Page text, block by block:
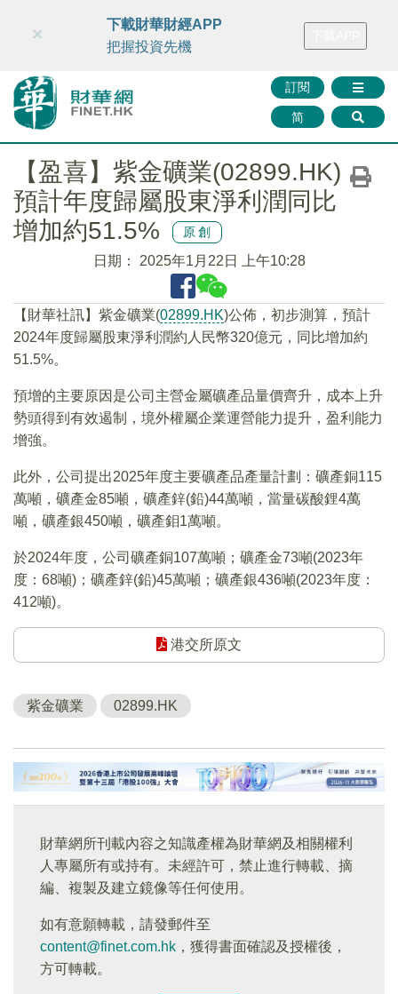
財華智庫網 FINTV FINMETA 財華證券 媒體矩陣
訂閱
简
×
下載財華財經APP
把握投資先機
【盈喜】紫金礦業(02899.HK)
預計年度歸屬股東淨利潤同比
增加約51.5%
原創
日期： 2025年1月22日 上午10:28
【財華社訊】紫金礦業(02899.HK)公佈，初步測算，預計
2024年度歸屬股東淨利潤約人民幣320億元，同比增加約
51.5%。
預增的主要原因是公司主營金屬礦產品量價齊升，成本上升
勢頭得到有效遏制，境外權屬企業運營能力提升，盈利能力
增強。
此外，公司提出2025年度主要礦產品產量計劃：礦產銅115
萬噸，礦產金85噸，礦產鋅(鉛)44萬噸，當量碳酸鋰4萬
噸，礦產銀450噸，礦產鉬1萬噸。
於2024年度，公司礦產銅107萬噸；礦產金73噸(2023年
度：68噸)；礦產鋅(鉛)45萬噸；礦產銀436噸(2023年度：
412噸)。
港交所原文
紫金礦業 02899.HK
財華網所刊載內容之知識產權為財華網及相關權利
人專屬所有或持有。未經許可，禁止進行轉載、摘
編、複製及建立鏡像等任何使用。
如有意願轉載，請發郵件至
content@finet.com.hk ，獲得書面確認及授權後，
方可轉載。